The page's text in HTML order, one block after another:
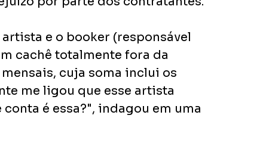
e o booker (responsável
cachê totalmente fora da
cuja soma inclui os
me ligou que esse artista
é essa?", indagou em uma